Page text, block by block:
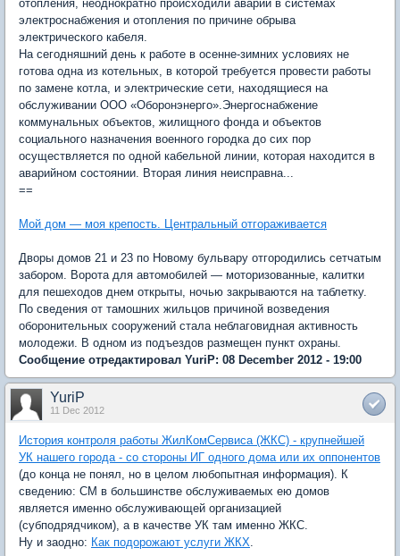
отопления, неоднократно происходили аварии в системах
электроснабжения и отопления по причине обрыва
электрического кабеля.
На сегодняшний день к работе в осенне-зимних условиях не
готова одна из котельных, в которой требуется провести работы
по замене котла, и электрические сети, находящиеся на
обслуживании ООО «Оборонэнерго».Энергоснабжение
коммунальных объектов, жилищного фонда и объектов
социального назначения военного городка до сих пор
осуществляется по одной кабельной линии, которая находится в
аварийном состоянии. Вторая линия неисправна...
==
Мой дом — моя крепость. Центральный отгораживается
Дворы домов 21 и 23 по Новому бульвару отгородились сетчатым
забором. Ворота для автомобилей — моторизованные, калитки
для пешеходов днем открыты, ночью закрываются на таблетку.
По сведения от тамошних жильцов причиной возведения
оборонительных сооружений стала неблаговидная активность
молодежи. В одном из подъездов размещен пункт охраны.
Сообщение отредактировал YuriP: 08 December 2012 - 19:00
YuriP
11 Dec 2012
История контроля работы ЖилКомСервиса (ЖКС) - крупнейшей
УК нашего города - со стороны ИГ одного дома или их оппонентов
(до конца не понял, но в целом любопытная информация). К
сведению: СМ в большинстве обслуживаемых ею домов
является именно обслуживающей организацией
(субподрядчиком), а в качестве УК там именно ЖКС.
Ну и заодно: Как подорожают услуги ЖКХ.